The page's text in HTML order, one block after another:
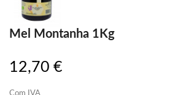
Mel Montanha 1Kg
12,70 €
Com IVA